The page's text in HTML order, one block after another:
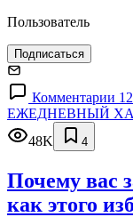
Пользователь
Подписаться
Комментарии
ЕЖЕДНЕВНЫЙ
48K
4
Почему вас
как этого